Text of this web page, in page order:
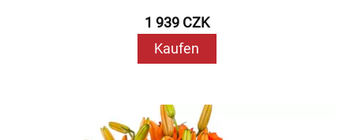
1 939 CZK
Kaufen